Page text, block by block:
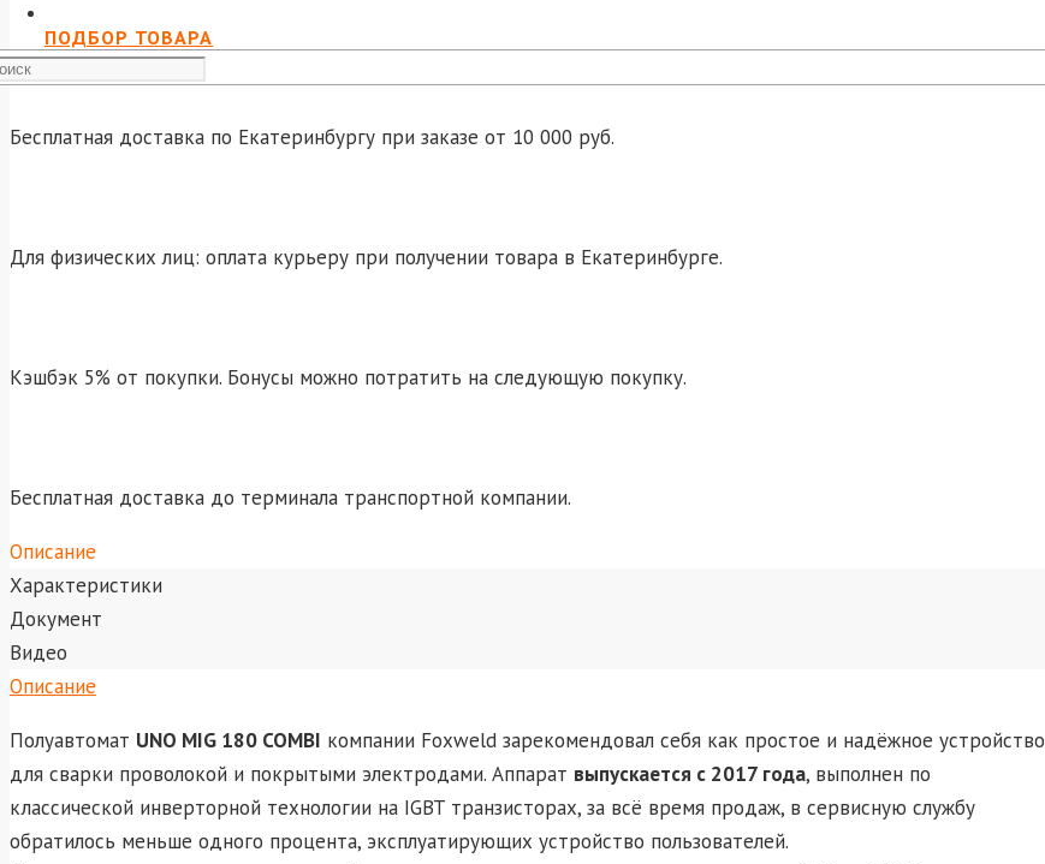
ПОДБОР ТОВАРА
Бесплатная доставка по Екатеринбургу при заказе от 10 000 руб.
Для физических лиц: оплата курьеру при получении товара в Екатеринбурге.
Кэшбэк 5% от покупки. Бонусы можно потратить на следующую покупку.
Бесплатная доставка до терминала транспортной компании.
Описание
Характеристики
Документ
Видео
Описание
Полуавтомат UNO MIG 180 COMBI компании Foxweld зарекомендовал себя как простое и надёжное устройство
для сварки проволокой и покрытыми электродами. Аппарат выпускается с 2017 года, выполнен по
классической инверторной технологии на IGBT транзисторах, за всё время продаж, в сервисную службу
обратилось меньше одного процента, эксплуатирующих устройство пользователей.